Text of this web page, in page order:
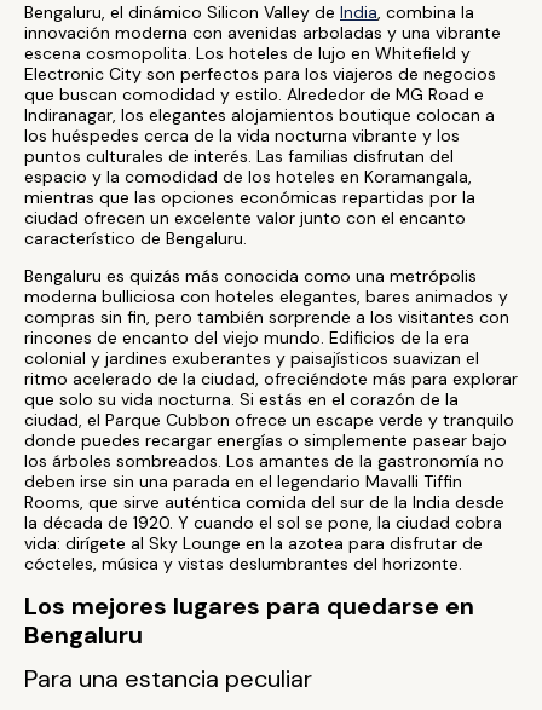
Bengaluru, el dinámico Silicon Valley de India, combina la
innovación moderna con avenidas arboladas y una vibrante
escena cosmopolita. Los hoteles de lujo en Whitefield y
Electronic City son perfectos para los viajeros de negocios
que buscan comodidad y estilo. Alrededor de MG Road e
Indiranagar, los elegantes alojamientos boutique colocan a
los huéspedes cerca de la vida nocturna vibrante y los
puntos culturales de interés. Las familias disfrutan del
espacio y la comodidad de los hoteles en Koramangala,
mientras que las opciones económicas repartidas por la
ciudad ofrecen un excelente valor junto con el encanto
característico de Bengaluru.
Bengaluru es quizás más conocida como una metrópolis
moderna bulliciosa con hoteles elegantes, bares animados y
compras sin fin, pero también sorprende a los visitantes con
rincones de encanto del viejo mundo. Edificios de la era
colonial y jardines exuberantes y paisajísticos suavizan el
ritmo acelerado de la ciudad, ofreciéndote más para explorar
que solo su vida nocturna. Si estás en el corazón de la
ciudad, el Parque Cubbon ofrece un escape verde y tranquilo
donde puedes recargar energías o simplemente pasear bajo
los árboles sombreados. Los amantes de la gastronomía no
deben irse sin una parada en el legendario Mavalli Tiffin
Rooms, que sirve auténtica comida del sur de la India desde
la década de 1920. Y cuando el sol se pone, la ciudad cobra
vida: dirígete al Sky Lounge en la azotea para disfrutar de
cócteles, música y vistas deslumbrantes del horizonte.
Los mejores lugares para quedarse en
Bengaluru
Para una estancia peculiar